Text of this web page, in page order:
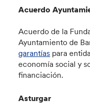
Acuerdo
Acuerdo de la
Ayuntamiento de
garantías para
economía social y
financiación.
Asturgar